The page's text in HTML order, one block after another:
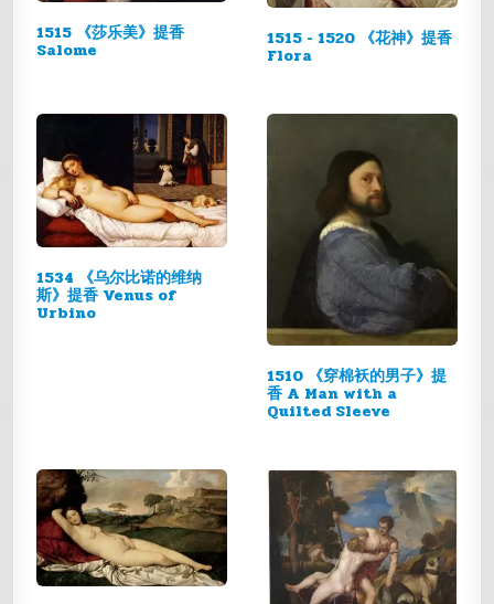
1515 《莎乐美》提香
Salome
1515 - 1520 《花神》提香
Flora
1534 《乌尔比诺的维纳
斯》提香 Venus of
Urbino
1510 《穿棉袄的男子》提
香 A Man with a
Quilted Sleeve